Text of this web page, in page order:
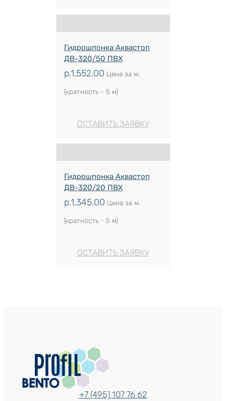
Гидрошпонка Аквастоп
ДВ-320/50 ПВХ
р.1,552.00 Цена за м.
(кратность - 5 м)
ОСТАВИТЬ ЗАЯВКУ
Гидрошпонка Аквастоп
ДВ-320/20 ПВХ
р.1,345.00 Цена за м.
(кратность - 5 м)
ОСТАВИТЬ ЗАЯВКУ
+7 (495) 107 76 62